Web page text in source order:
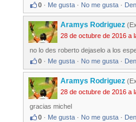
0 · Me gusta · No me gusta ·
Aramys Rodriguez
28 de octubre de 2016 a
no lo des roberto dejaselo a los
0 · Me gusta · No me gusta ·
Aramys Rodriguez
28 de octubre de 2016 a
gracias michel
0 · Me gusta · No me gusta ·